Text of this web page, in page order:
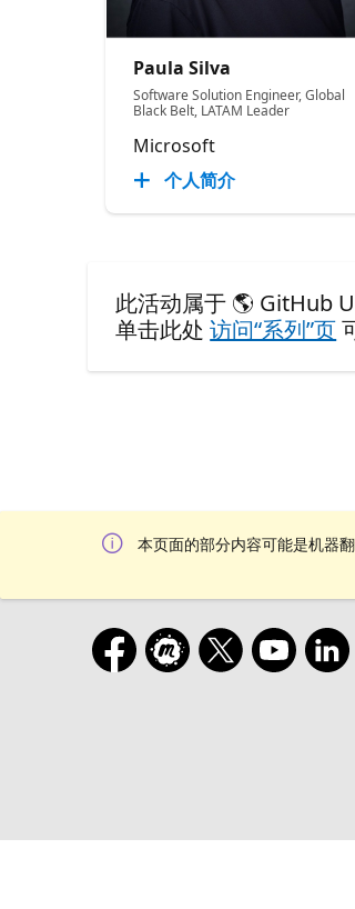
Paula Silva
Software Solution Engineer, Global
Black Belt, LATAM Leader
Microsoft
个人简介
此活动属于 🌎 GitHub
单击此处访问“系列”页
本页面的部分内容可能是机器